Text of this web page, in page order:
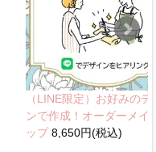
（LINE限定）お好みのデ
ンで作成！オーダーメイ
ップ8,650円(税込)